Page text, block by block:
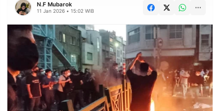
FINANSIA PERSONA
DAERAH NASIONAL
MANCA SPORT
INFORMASI
PRIVACY
POLICY
BERITA
WARGA
N.F Mubarok
11 Jan 2026 • 15:02 WIB